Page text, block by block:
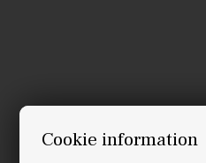
Cookie information